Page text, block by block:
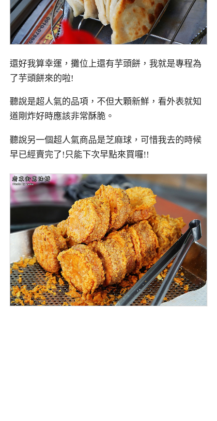
還好我算幸運，攤位上還有芋頭餅，我就是專程為
了芋頭餅來的啦!
聽說是超人氣的品項，不但大顆新鮮，看外表就知
道剛炸好時應該非常酥脆。
聽說另一個超人氣商品是芝麻球，可惜我去的時候
早已經賣完了!只能下次早點來買囉!!